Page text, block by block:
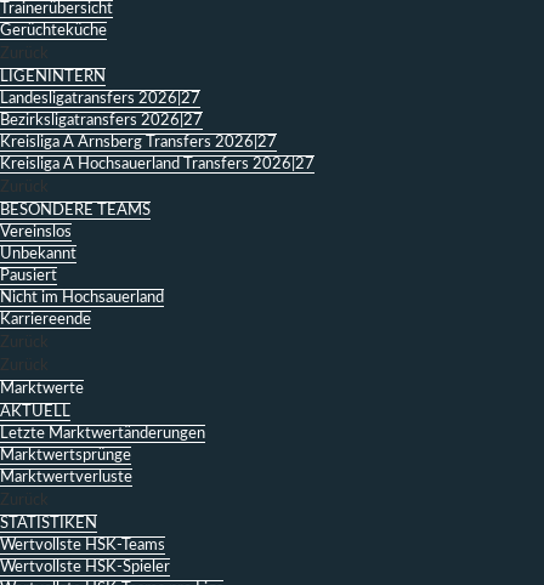
Trainerübersicht
Gerüchteküche
Zurück
LIGENINTERN
Landesligatransfers 2026|27
Bezirksligatransfers 2026|27
Kreisliga A Arnsberg Transfers 2026|27
Kreisliga A Hochsauerland Transfers 2026|27
Zurück
BESONDERE TEAMS
Vereinslos
Unbekannt
Pausiert
Nicht im Hochsauerland
Karriereende
Zurück
Zurück
Marktwerte
AKTUELL
Letzte Marktwertänderungen
Marktwertsprünge
Marktwertverluste
Zurück
STATISTIKEN
Wertvollste HSK-Teams
Wertvollste HSK-Spieler